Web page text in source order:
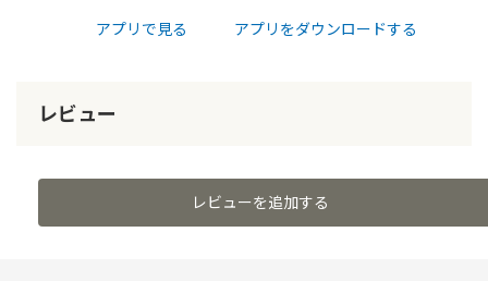
アプリで見る アプリをダウンロードする
レビュー
レビューを追加する